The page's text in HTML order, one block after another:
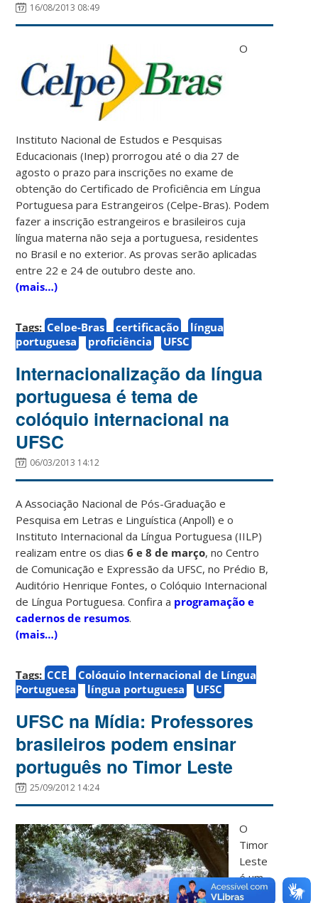
16/08/2013 08:49
O
Instituto Nacional de Estudos e Pesquisas
Educacionais (Inep) prorrogou até o dia 27 de
agosto o prazo para inscrições no exame de
obtenção do Certificado de Proficiência em Língua
Portuguesa para Estrangeiros (Celpe-Bras). Podem
fazer a inscrição estrangeiros e brasileiros cuja
língua materna não seja a portuguesa, residentes
no Brasil e no exterior. As provas serão aplicadas
entre 22 e 24 de outubro deste ano.
(mais…)
Tags: Celpe-Bras certificação
língua
portuguesa
proficiência UFSC
Internacionalização da língua
portuguesa é tema de
colóquio internacional na
UFSC
06/03/2013 14:12
A Associação Nacional de Pós-Graduação e
Pesquisa em Letras e Linguística (Anpoll) e o
Instituto Internacional da Língua Portuguesa (IILP)
realizam entre os dias6 e 8 de março, no Centro
de Comunicação e Expressão da UFSC, no Prédio B,
Auditório Henrique Fontes, o Colóquio Internacional
de Língua Portuguesa. Confira a programação e
cadernos de resumos.
(mais…)
Tags: CCE
Colóquio Internacional de Língua
Portuguesa
língua portuguesa UFSC
UFSC na Mídia: Professores
brasileiros podem ensinar
português no Timor Leste
25/09/2012 14:24
O
Timor
Leste
é um
dos